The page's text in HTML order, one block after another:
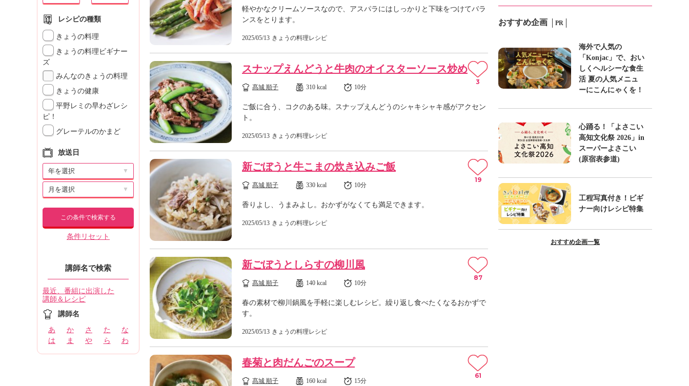
レシピの種類
きょうの料理
きょうの料理ビギナー
ズ
みんなのきょうの料理
きょうの健康
平野レミの早わざレシ
ピ！
グレーテルのかまど
放送日
▼
▼
この条件で検索する
条件リセット
講師名で検索
最近、番組に出演した
講師＆レシピ
講師名
あ か さ た
な
は
ま や ら わ
軽やかなクリームソースなので、アスパラにはしっかりと下味をつけてバラ
ンスをとります。
2025/05/13 きょうの料理レシピ
スナップえんどうと牛肉のオイスターソース炒め
髙城 順子 310 kcal 10分
ご飯に合う、コクのある味。スナップえんどうのシャキシャキ感がアクセン
ト。
2025/05/13 きょうの料理レシピ
3
新ごぼうと牛こまの炊き込みご飯
髙城 順子 330 kcal 10分
香りよし、うまみよし。おかずがなくても満足できます。
2025/05/13 きょうの料理レシピ
19
新ごぼうとしらすの柳川風
髙城 順子 140 kcal 10分
春の素材で柳川鍋風を手軽に楽しむレシピ。繰り返し食べたくなるおかずで
す。
2025/05/13 きょうの料理レシピ
87
春菊と肉だんごのスープ
髙城 順子 160 kcal 15分
61
おすすめ企画 PR
海外で人気の
「Konjac」で、おい
しくヘルシーな食生
活 夏の人気メニュ
ーにこんにゃくを！
心踊る！「よさこい
高知文化祭 2026」in
スーパーよさこい
(原宿表参道)
工程写真付き！ビギ
ナー向けレシピ特集
おすすめ企画一覧